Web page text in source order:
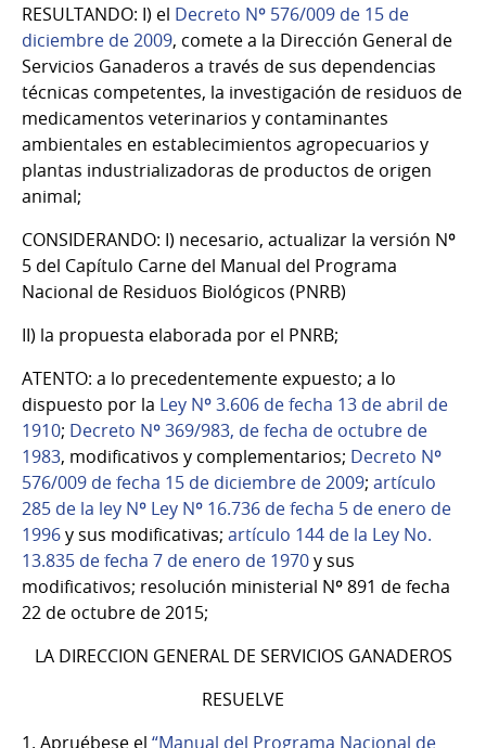
RESULTANDO: I) el Decreto Nº 576/009 de 15 de
diciembre de 2009, comete a la Dirección General de
Servicios Ganaderos a través de sus dependencias
técnicas competentes, la investigación de residuos de
medicamentos veterinarios y contaminantes
ambientales en establecimientos agropecuarios y
plantas industrializadoras de productos de origen
animal;
CONSIDERANDO: I) necesario, actualizar la versión Nº
5 del Capítulo Carne del Manual del Programa
Nacional de Residuos Biológicos (PNRB)
II) la propuesta elaborada por el PNRB;
ATENTO: a lo precedentemente expuesto; a lo
dispuesto por la Ley Nº 3.606 de fecha 13 de abril de
1910; Decreto Nº 369/983, de fecha de octubre de
1983, modificativos y complementarios; Decreto Nº
576/009 de fecha 15 de diciembre de 2009; artículo
285 de la ley Nº Ley Nº 16.736 de fecha 5 de enero de
1996y sus modificativas; artículo 144 de la Ley No.
13.835 de fecha 7 de enero de 1970y sus
modificativos; resolución ministerial Nº 891 de fecha
22 de octubre de 2015;
LA DIRECCION GENERAL DE SERVICIOS GANADEROS
RESUELVE
1. Apruébese el “Manual del Programa Nacional de